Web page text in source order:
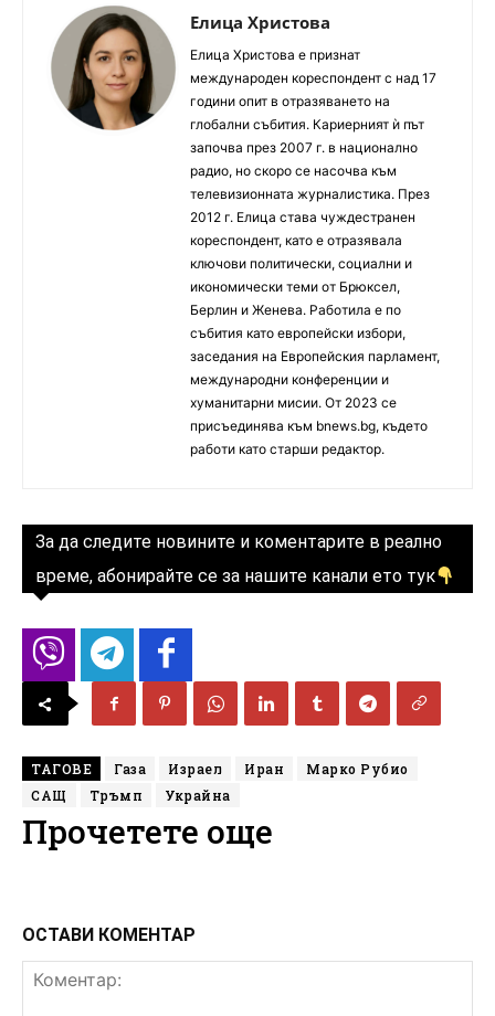
Елица Христова
Елица Христова е признат
международен кореспондент с над 17
години опит в отразяването на
глобални събития. Кариерният ѝ път
започва през 2007 г. в национално
радио, но скоро се насочва към
телевизионната журналистика. През
2012 г. Елица става чуждестранен
кореспондент, като е отразявала
ключови политически, социални и
икономически теми от Брюксел,
Берлин и Женева. Работила е по
събития като европейски избори,
заседания на Европейския парламент,
международни конференции и
хуманитарни мисии. От 2023 се
присъединява към bnews.bg, където
работи като старши редактор.
За да следите новините и коментарите в реално
време, абонирайте се за нашите канали ето тук
ТАГОВЕ Газа Израел Иран
Марко Рубио
САЩ
Тръмп Украйна
Прочетете още
ОСТАВИ КОМЕНТАР